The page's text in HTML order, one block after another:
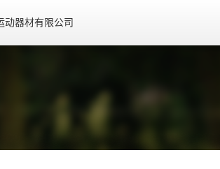
动器材有限公司